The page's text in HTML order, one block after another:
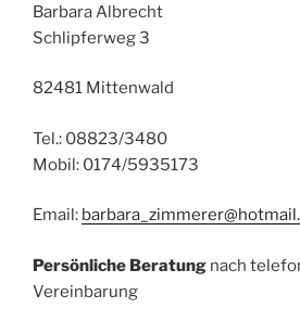
Barbara Albrecht
Schlipferweg 3
82481 Mittenwald
Tel.: 08823/3480
Mobil: 0174/5935173
Email:
Persönliche Beratung nach
Vereinbarung